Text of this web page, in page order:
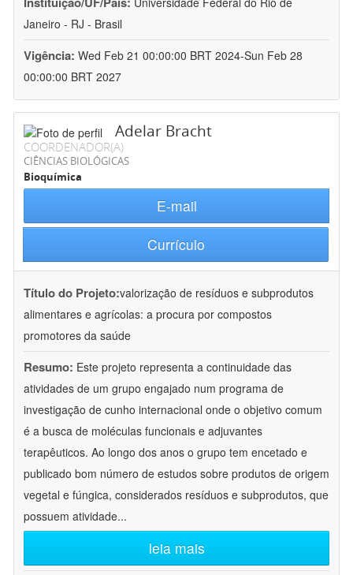
Janeiro - RJ - Brasil
Vigência: Wed Feb 21 00:00:00 BRT 2024-Sun Feb 28
00:00:00 BRT 2027
Adelar Bracht
COORDENADOR(A)
CIÊNCIAS BIOLÓGICAS
Bioquímica
E-mail
Currículo
Título do Projeto:valorização de resíduos e subprodutos
alimentares e agrícolas: a procura por compostos
promotores da saúde
Resumo: Este projeto representa a continuidade das
atividades de um grupo engajado num programa de
investigação de cunho internacional onde o objetivo comum
é a busca de moléculas funcionais e adjuvantes
terapêuticos. Ao longo dos anos o grupo tem encetado e
publicado bom número de estudos sobre produtos de origem
vegetal e fúngica, considerados resíduos e subprodutos, que
possuem atividade...
leia mais